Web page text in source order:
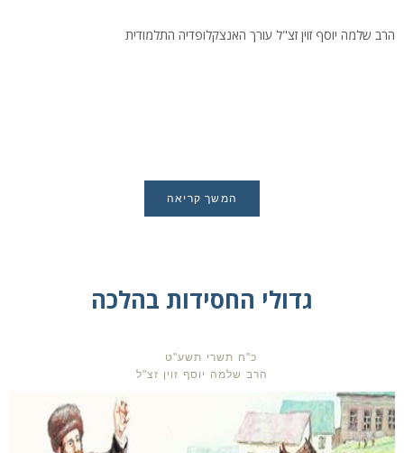
הרב שלמה יוסף זוין זצ"ל עורך האנצקלופדיה התלמודית
המשך קריאה
גדולי החסידות בהלכה
כ"ח תשרי תשע"ט
הרב שלמה יוסף זוין זצ"ל